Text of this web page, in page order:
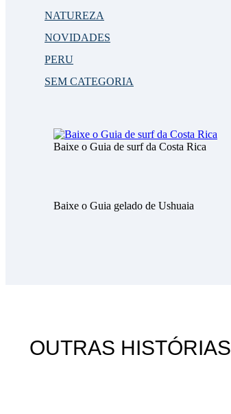
NATUREZA
NOVIDADES
PERU
SEM CATEGORIA
Baixe o Guia de surf da Costa Rica
Baixe o Guia gelado de Ushuaia
OUTRAS HISTÓRIAS